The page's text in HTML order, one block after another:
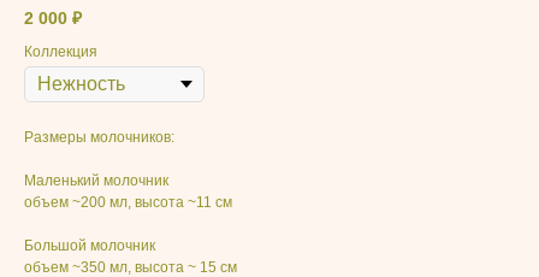
2 000 ₽
Коллекция
Размеры молочников:
Маленький молочник
объем ~200 мл, высота ~11 см
Большой молочник
объем ~350 мл, высота ~ 15 см